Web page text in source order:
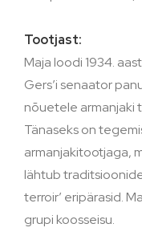
Tootjast:
Maja loodi 1934.
Gers’i senaator
nõuetele armanjaki
Tänaseks on
armanjakitootjaga,
lähtub
terroir’ eripärasid.
grupi koosseisu.